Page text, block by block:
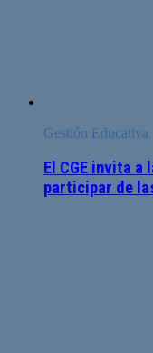
Gestión Educativa
El CGE invita
participar de